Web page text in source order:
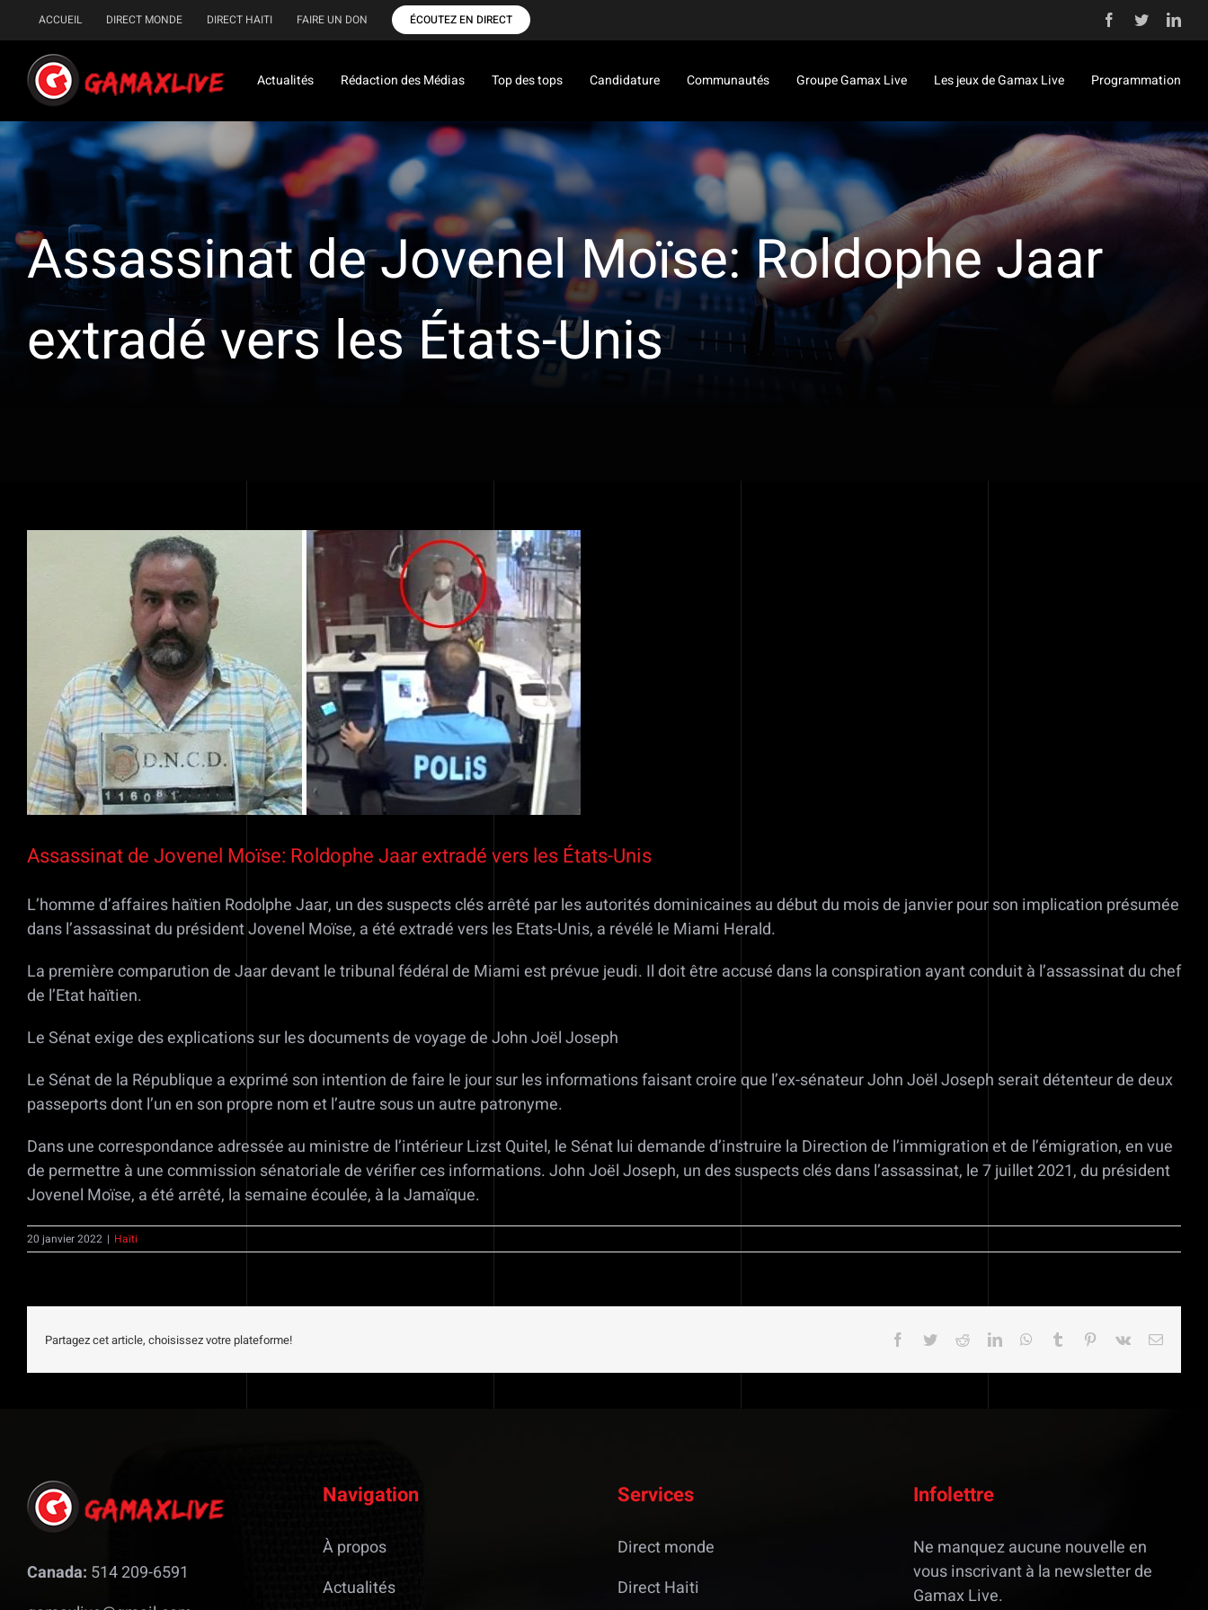
Passer
au
contenu
ACCUEIL DIRECT MONDE DIRECT HAITI FAIRE UN DON ÉCOUTEZ EN DIRECT Facebook
Twitter
Actualités Rédaction des Médias Top des tops Candidature Communautés Groupe Gamax Live Les jeux de Gamax Live Programmation
Assassinat de Jovenel Moïse: Roldophe Jaar
extradé vers les États-Unis
Assassinat de Jovenel Moïse: Roldophe Jaar extradé vers les États-Unis
L’homme d’affaires haïtien Rodolphe Jaar, un des suspects clés arrêté par les autorités dominicaines au début du mois de janvier pour son implication présumée
dans l’assassinat du président Jovenel Moïse, a été extradé vers les Etats-Unis, a révélé le Miami Herald.
La première comparution de Jaar devant le tribunal fédéral de Miami est prévue jeudi. Il doit être accusé dans la conspiration ayant conduit à l’assassinat du chef
de l’Etat haïtien.
Le Sénat exige des explications sur les documents de voyage de John Joël Joseph
Le Sénat de la République a exprimé son intention de faire le jour sur les informations faisant croire que l’ex-sénateur John Joël Joseph serait détenteur de deux
passeports dont l’un en son propre nom et l’autre sous un autre patronyme.
Dans une correspondance adressée au ministre de l’intérieur Lizst Quitel, le Sénat lui demande d’instruire la Direction de l’immigration et de l’émigration, en vue
de permettre à une commission sénatoriale de vérifier ces informations. John Joël Joseph, un des suspects clés dans l’assassinat, le 7 juillet 2021, du président
Jovenel Moïse, a été arrêté, la semaine écoulée, à la Jamaïque.
20 janvier 2022 | Haïti
Partagez cet article, choisissez votre plateforme! Facebook
TwitterRedditLinkedInWhatsApp
Tumblr Pinterest
Vk Email
Canada: 514 209-6591
Navigation
À propos
Actualités
Services
Direct monde
Direct Haiti
Infolettre
Ne manquez aucune nouvelle en
vous inscrivant à la newsletter de
Gamax Live.